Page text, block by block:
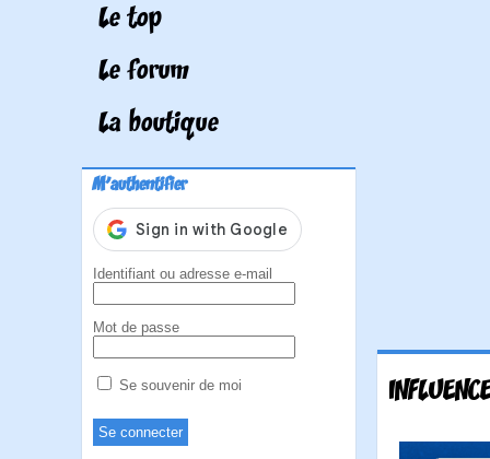
Le top
Le forum
La boutique
M'authentifier
Identifiant ou adresse e-mail
Mot de passe
Se souvenir de moi